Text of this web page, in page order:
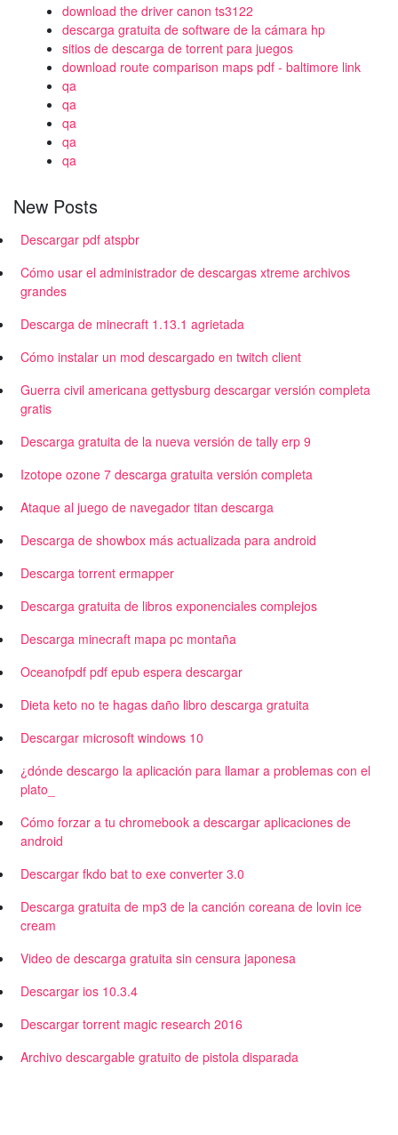
download the driver canon ts3122
descarga gratuita de software de la cámara hp
sitios de descarga de torrent para juegos
download route comparison maps pdf - baltimore link
qa
qa
qa
qa
qa
New Posts
Descargar pdf atspbr
Cómo usar el administrador de descargas xtreme archivos
grandes
Descarga de minecraft 1.13.1 agrietada
Cómo instalar un mod descargado en twitch client
Guerra civil americana gettysburg descargar versión completa
gratis
Descarga gratuita de la nueva versión de tally erp 9
Izotope ozone 7 descarga gratuita versión completa
Ataque al juego de navegador titan descarga
Descarga de showbox más actualizada para android
Descarga torrent ermapper
Descarga gratuita de libros exponenciales complejos
Descarga minecraft mapa pc montaña
Oceanofpdf pdf epub espera descargar
Dieta keto no te hagas daño libro descarga gratuita
Descargar microsoft windows 10
¿dónde descargo la aplicación para llamar a problemas con el
plato_
Cómo forzar a tu chromebook a descargar aplicaciones de
android
Descargar fkdo bat to exe converter 3.0
Descarga gratuita de mp3 de la canción coreana de lovin ice
cream
Video de descarga gratuita sin censura japonesa
Descargar ios 10.3.4
Descargar torrent magic research 2016
Archivo descargable gratuito de pistola disparada